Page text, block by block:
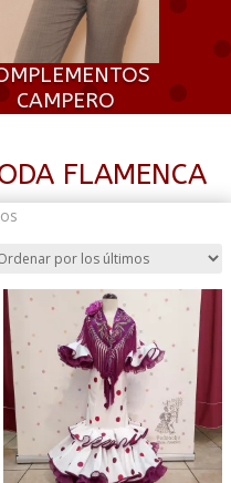
CAMPERO
FLAMENCA
Ordenado
los
últimos